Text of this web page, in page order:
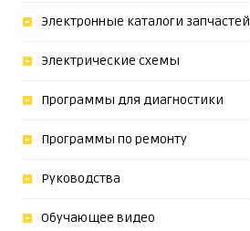
Электронные каталоги запчастей
Электрические схемы
Программы для диагностики
Программы по ремонту
Руководства
Обучающее видео